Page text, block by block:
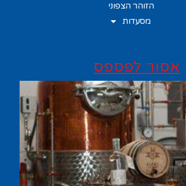
הזוהר הצפוני
מסעדות
אסור לפספס